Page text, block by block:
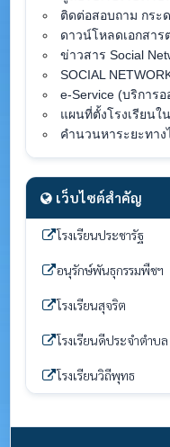
ติดต่อสอบถาม กระ
ดาวน์โหลดเอกสาร
ข่าวสาร Social
SOCIAL
e-Service (บริการ
แผนที่ตั้งโรงเรียนใ
คำนวนหาระยะทาง
เว็บไซต์สำคัญ
โรงเรียนประชารัฐ
อนุรักษ์พันธุกรรมพืชฯ
โรงเรียนสุจริต
โรงเรียนดีประจำตำบล
โรงเรียนวิถีพุทธ